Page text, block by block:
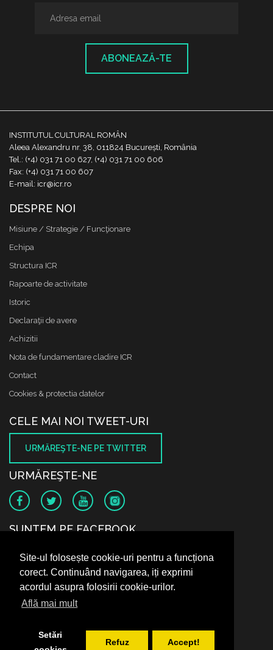
Site-ul folosește cookie-uri pentru a funcționa
corect. Continuând navigarea, iți exprimi
acordul asupra folosirii cookie-urilor.
Află mai mult
Setări
Refuz Accept!
ABONEAZĂ-TE
INSTITUTUL CULTURAL ROMÂN
Aleea Alexandru nr. 38, 011824 București, România
Tel.: (+4) 031 71 00 627, (+4) 031 71 00 606
Fax: (+4) 031 71 00 607
E-mail: icr@icr.ro
DESPRE NOI
Misiune / Strategie / Funcţionare
Echipa
Structura ICR
Rapoarte de activitate
Istoric
Declaraţii de avere
Achizitii
Nota de fundamentare cladire ICR
Contact
Cookies & protectia datelor
CELE MAI NOI TWEET-URI
URMĂREŞTE-NE PE TWITTER
URMĂREŞTE-NE
SUNTEM PE FACEBOOK